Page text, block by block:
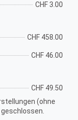
CHF 3.00
CHF 458.00
CHF 46.00
CHF 49.50
(ohne